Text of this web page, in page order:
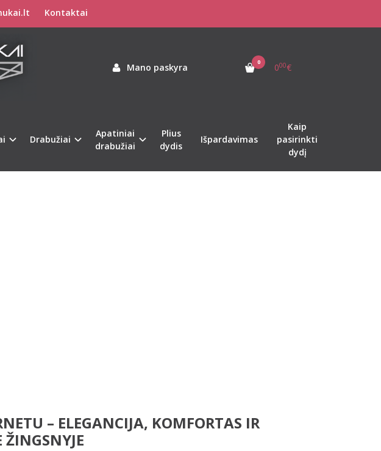
Kontaktai
Mano paskyra 0 000€
Drabužiai
Apatiniai
drabužiai
Plius
dydis
Išpardavimas
Kaip
pasirinkti
dydį
– ELEGANCIJA, KOMFORTAS IR